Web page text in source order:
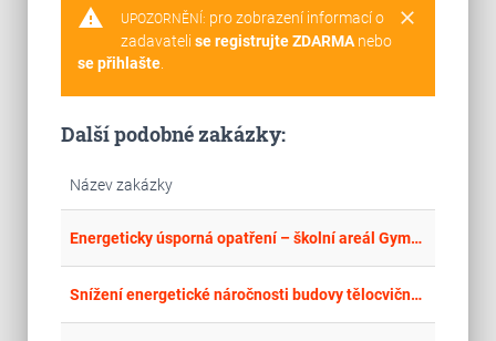
warning clear
UPOZORNĚNÍ: pro zobrazení informací o
zadavateli se registrujte ZDARMAnebo
se přihlašte.
Další podobné zakázky:
Název zakázky
Energeticky úsporná opatření – školní areál Gymnázia a SOŠ, ul. Mládežníků 1115, Rokycany - stavba
Snížení energetické náročnosti budovy tělocvičny Střední školy řemeslné Jaroměř - stavební práce